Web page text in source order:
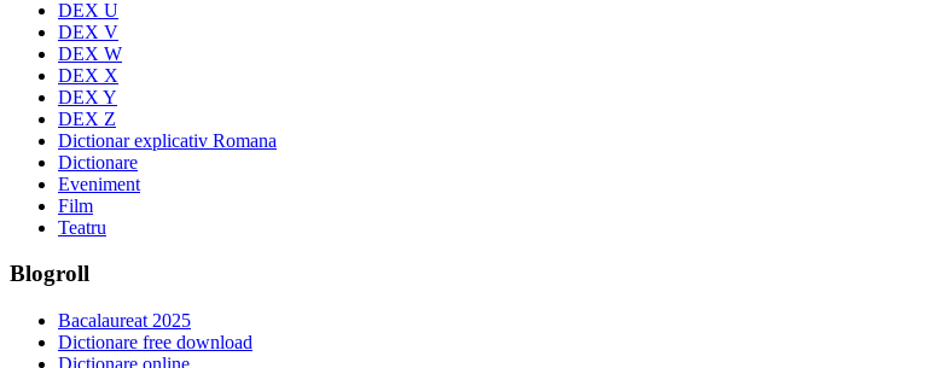
DEX U
DEX V
DEX W
DEX X
DEX Y
DEX Z
Dictionar explicativ Romana
Dictionare
Eveniment
Film
Teatru
Blogroll
Bacalaureat 2025
Dictionare free download
Dictionare online